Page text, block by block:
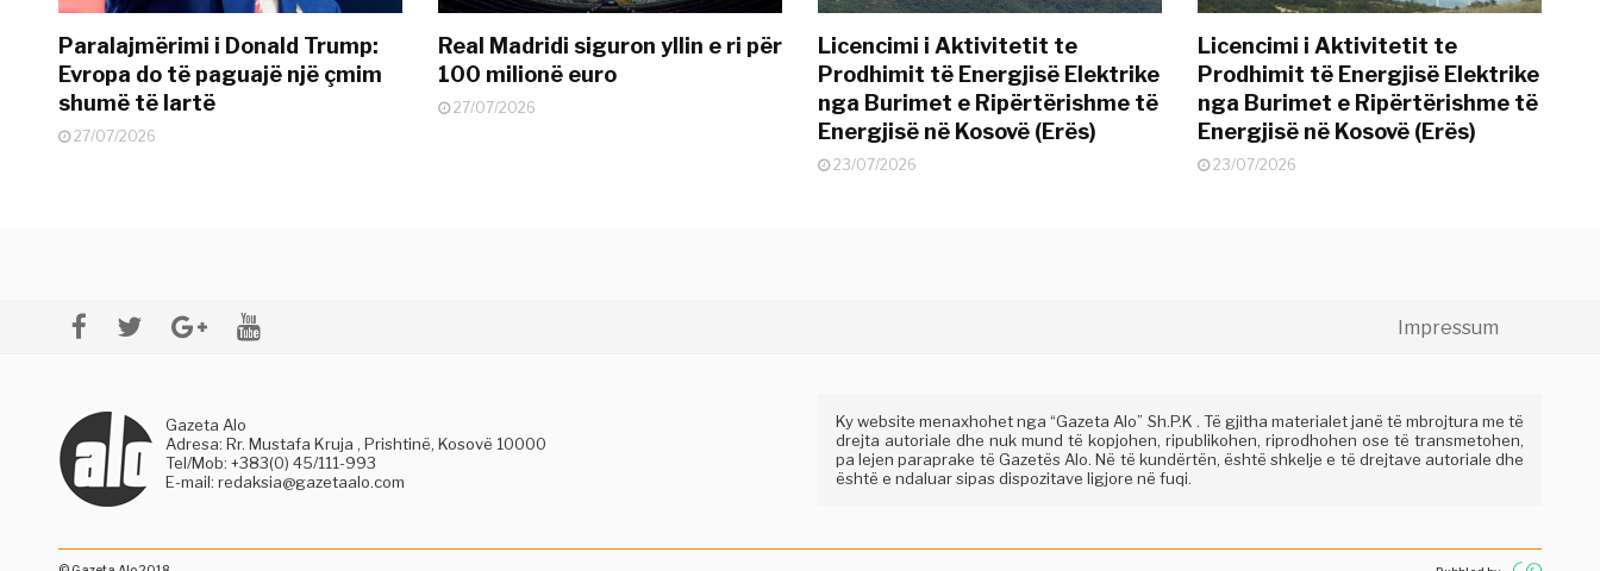
Paralajmërimi i Donald Trump:
Evropa do të paguajë një çmim
shumë të lartë
27/07/2026
Real Madridi siguron yllin e ri për
100 milionë euro
27/07/2026
Licencimi i Aktivitetit te
Prodhimit të Energjisë Elektrike
nga Burimet e Ripërtërishme të
Energjisë në Kosovë (Erës)
23/07/2026
Licencimi i Aktivitetit te
Prodhimit të Energjisë Elektrike
nga Burimet e Ripërtërishme të
Energjisë në Kosovë (Erës)
23/07/2026
Impressum
Gazeta Alo
Adresa: Rr. Mustafa Kruja , Prishtinë, Kosovë 10000
Tel/Mob: +383(0) 45/111-993
E-mail: redaksia@gazetaalo.com
Ky website menaxhohet nga “Gazeta Alo” Sh.P.K . Të gjitha materialet janë të mbrojtura me të
drejta autoriale dhe nuk mund të kopjohen, ripublikohen, riprodhohen ose të transmetohen,
pa lejen paraprake të Gazetës Alo. Në të kundërtën, është shkelje e të drejtave autoriale dhe
është e ndaluar sipas dispozitave ligjore në fuqi.